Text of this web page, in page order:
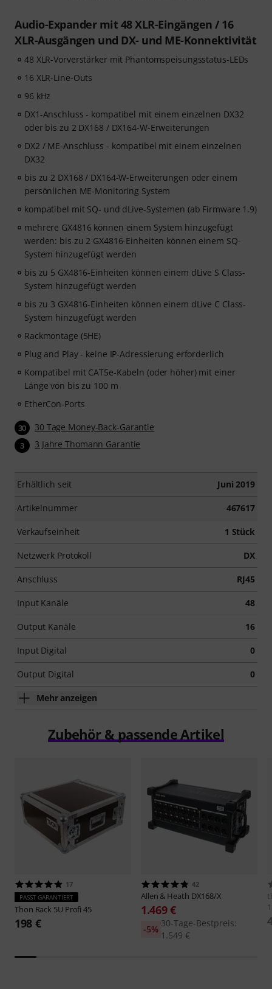
Audio-Expander mit 48 XLR-Eingängen / 16
XLR-Ausgängen und DX- und ME-Konnektivität
48 XLR-Vorverstärker mit Phantomspeisungsstatus-LEDs
16 XLR-Line-Outs
96 kHz
DX1-Anschluss - kompatibel mit einem einzelnen DX32
oder bis zu 2 DX168 / DX164-W-Erweiterungen
DX2 / ME-Anschluss - kompatibel mit einem einzelnen
DX32
bis zu 2 DX168 / DX164-W-Erweiterungen oder einem
persönlichen ME-Monitoring System
kompatibel mit SQ- und dLive-Systemen (ab Firmware 1.9)
mehrere GX4816 können einem System hinzugefügt
werden: bis zu 2 GX4816-Einheiten können einem SQ-
System hinzugefügt werden
bis zu 5 GX4816-Einheiten können einem dLive S Class-
System hinzugefügt werden
bis zu 3 GX4816-Einheiten können einem dLive C Class-
System hinzugefügt werden
Rackmontage (5HE)
Plug and Play - keine IP-Adressierung erforderlich
Kompatibel mit CAT5e-Kabeln (oder höher) mit einer
Länge von bis zu 100 m
EtherCon-Ports
30 30 Tage Money-Back-Garantie
3 3 Jahre Thomann Garantie
Erhältlich seit Juni 2019
Artikelnummer 467617
Verkaufseinheit 1 Stück
Netzwerk Protokoll DX
Anschluss RJ45
Input Kanäle 48
Output Kanäle 16
Input Digital 0
Output Digital 0
Mehr anzeigen
Zubehör & passende Artikel
17
PASST GARANTIERT
Thon Rack 5U Profi 45
198 €
42
Allen & Heath DX168/X
1.469 €
30-Tage-Bestpreis:
1.549 €
-5%